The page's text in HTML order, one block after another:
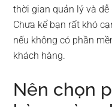
thời gian quản lý và
Chưa kể bạn rất khó
nếu không có phần
khách hàng.
Nên chọn